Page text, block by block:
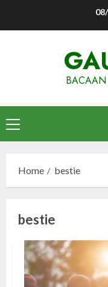
BACAAN
Primary
Menu
Home bestie
bestie